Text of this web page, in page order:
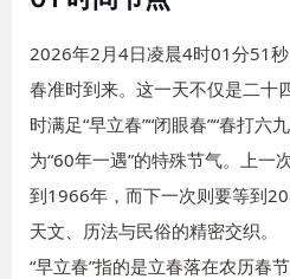
2026年2月4日凌晨4时01分51
春准时到来。这一天不仅是二十
时满足“早立春”“闭眼春”“春打六
为“60年一遇”的特殊节气。上一
到1966年，而下一次则要等到
天文、历法与民俗的精密交织。
“早立春”指的是立春落在农历春